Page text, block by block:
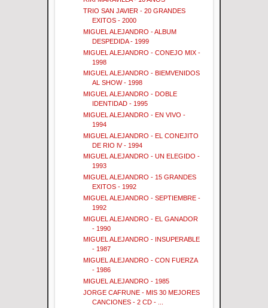
TRIO SAN JAVIER - 20 GRANDES
EXITOS - 2000
MIGUEL ALEJANDRO - ALBUM
DESPEDIDA - 1999
MIGUEL ALEJANDRO - CONEJO MIX -
1998
MIGUEL ALEJANDRO - BIEMVENIDOS
AL SHOW - 1998
MIGUEL ALEJANDRO - DOBLE
IDENTIDAD - 1995
MIGUEL ALEJANDRO - EN VIVO -
1994
MIGUEL ALEJANDRO - EL CONEJITO
DE RIO lV - 1994
MIGUEL ALEJANDRO - UN ELEGIDO -
1993
MIGUEL ALEJANDRO - 15 GRANDES
EXITOS - 1992
MIGUEL ALEJANDRO - SEPTIEMBRE -
1992
MIGUEL ALEJANDRO - EL GANADOR
- 1990
MIGUEL ALEJANDRO - INSUPERABLE
- 1987
MIGUEL ALEJANDRO - CON FUERZA
- 1986
MIGUEL ALEJANDRO - 1985
JORGE CAFRUNE - MIS 30 MEJORES
CANCIONES - 2 CD - ...